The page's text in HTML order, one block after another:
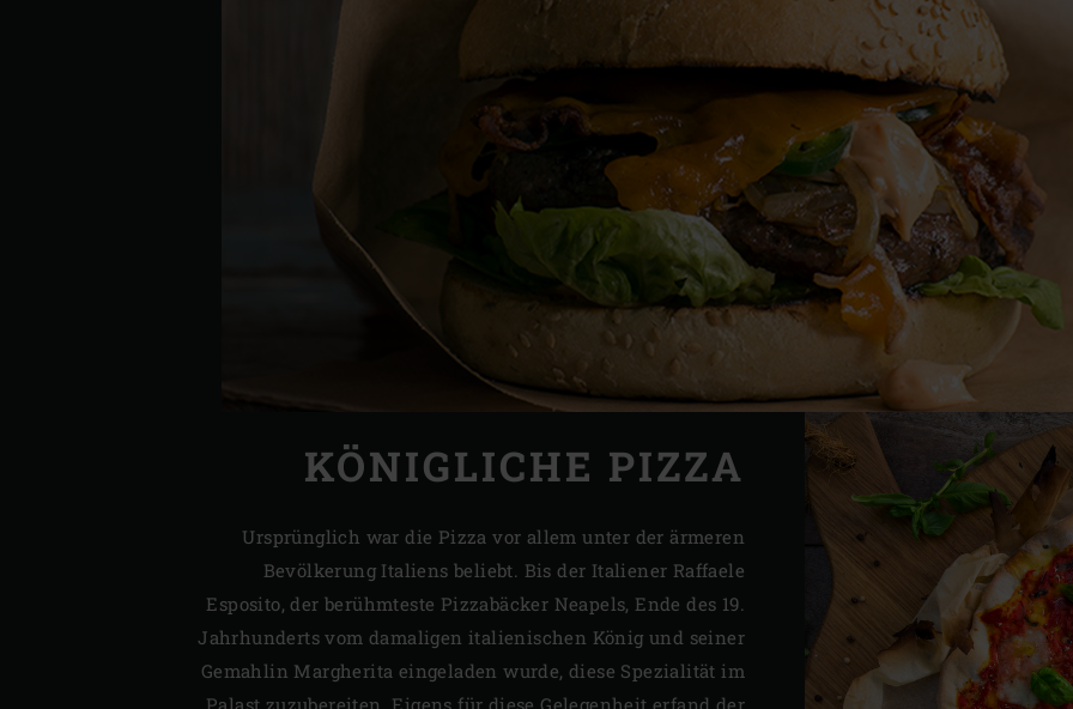
KÖNIGLICHE PIZZA
Ursprünglich war die Pizza vor allem unter der ärmeren
Bevölkerung Italiens beliebt. Bis der Italiener Raffaele
Esposito, der berühmteste Pizzabäcker Neapels, Ende des 19.
Jahrhunderts vom damaligen italienischen König und seiner
Gemahlin Margherita eingeladen wurde, diese Spezialität im